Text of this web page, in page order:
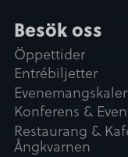
Besök oss
Öppettider
Entrébiljetter
Konferens &
Restaurang &
Ångkvarnen